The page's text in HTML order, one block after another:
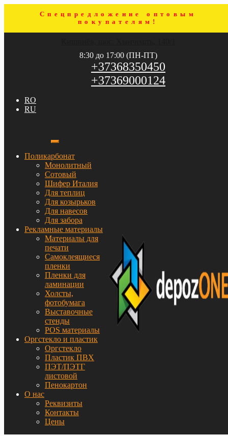
Спецпредложение оптовым
покупателям!
8:30 до 17:00 (ПН-ПТ)
+37368350450
+37369000124
RO
RU
Поликарбонат
Монолитный
Сотовый
Шифер Италия
Для теплиц
Для козырьков
Для навесов
Для забора
Рекламные материалы
Материалы для
печати
Самоклеящиеся
пленки
Пленки для
ламинации
Холсты,
фотобумага
Выставочные
стенды
POS материалы
Оргстекло и пластик
Оргстекло
Пластик ПВХ
ПЭТ/ПЭТГ
листовой
Пенокартон
О нас
Реквизиты
Контакты
Цены